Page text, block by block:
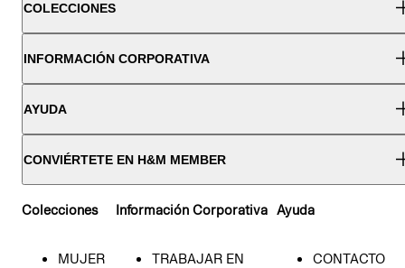
COLECCIONES
INFORMACIÓN CORPORATIVA
AYUDA
CONVIÉRTETE EN H&M MEMBER
Colecciones
MUJER
Información Corporativa
TRABAJAR EN
Ayuda
CONTACTO